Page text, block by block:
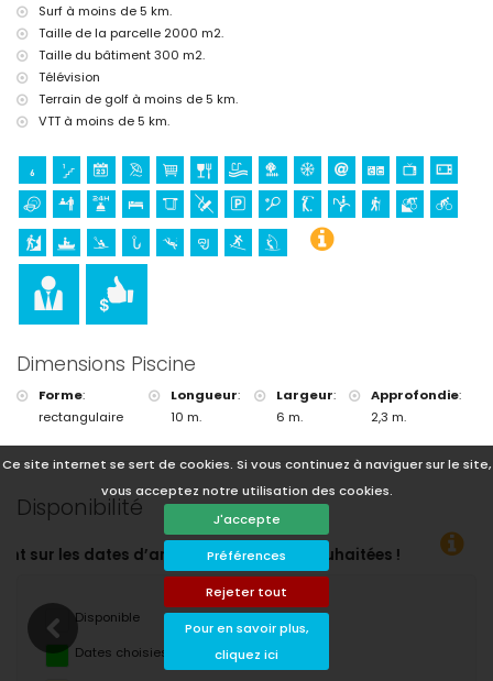
Ce site internet se sert de cookies. Si vous continuez à naviguer sur le site,
vous acceptez notre utilisation des cookies.
J'accepte
Préférences
Rejeter tout
Pour en savoir plus,
cliquez ici
Surf à moins de 5 km.
Taille de la parcelle 2000 m2.
Taille du bâtiment 300 m2.
Télévision
Terrain de golf à moins de 5 km.
VTT à moins de 5 km.
Dimensions Piscine
Forme:
rectangulaire
Longueur:
10 m.
Largeur:
6 m.
Approfondie:
2,3 m.
Disponibilité
Disponible
Dates choisies